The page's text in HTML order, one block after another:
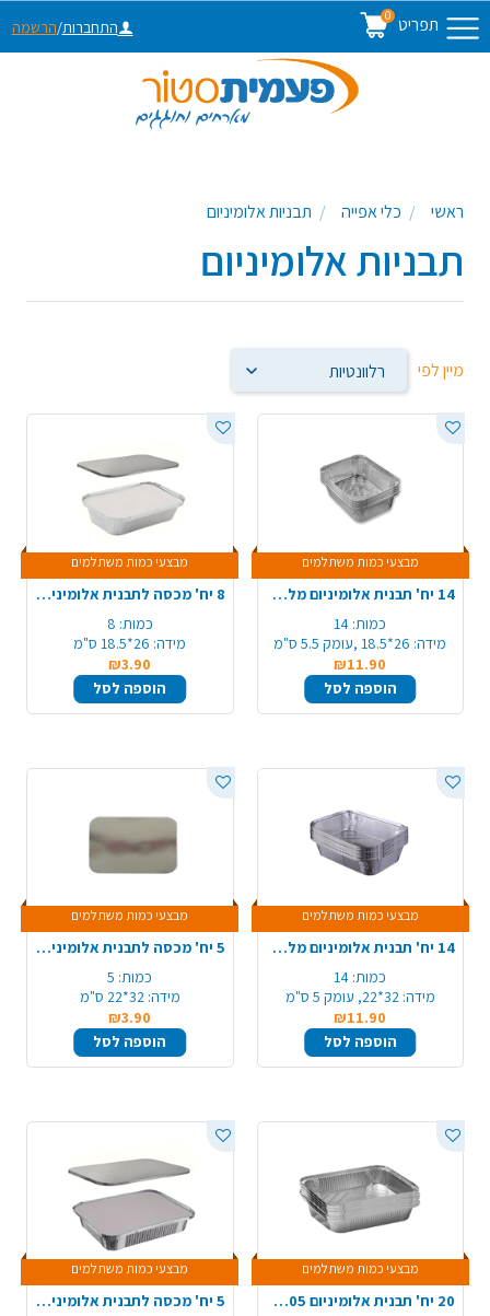
תפריט 0
התחברות/הרשמה
ראשי כלי אפייה תבניות אלומיניום
תבניות אלומיניום
מיין לפי
מבצעי כמות משתלמים
14 יח' תבנית אלומיניום מלבנית R64/8A
כמות: 14
מידה: 26*18.5 ,עומק 5.5 ס"מ
₪11.90
הוספה לסל
מבצעי כמות משתלמים
8 יח' מכסה לתבנית אלומיניום R64/8A
כמות: 8
מידה: 26*18.5 ס"מ
₪3.90
הוספה לסל
מבצעי כמות משתלמים
14 יח' תבנית אלומיניום מלבנית R2/90
כמות: 14
מידה: 32*22, עומק 5 ס"מ
₪11.90
הוספה לסל
מבצעי כמות משתלמים
5 יח' מכסה לתבנית אלומיניום 90/R2
כמות: 5
מידה: 32*22 ס"מ
₪3.90
הוספה לסל
מבצעי כמות משתלמים
20 יח' תבנית אלומיניום 105/R31/A4
מבצעי כמות משתלמים
5 יח' מכסה לתבנית אלומיניום 105/A4/R31